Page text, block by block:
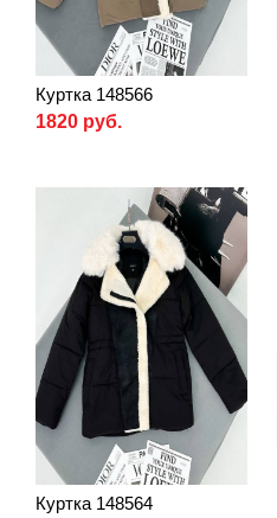
Куртка 148566
1820 руб.
Куртка 148564